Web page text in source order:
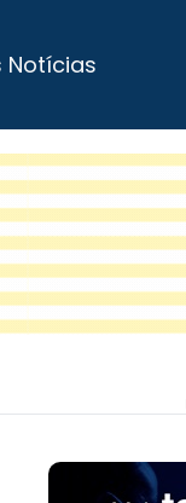
Notícias